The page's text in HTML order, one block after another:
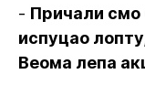
- Причали смо
испуцао
Веома лепа